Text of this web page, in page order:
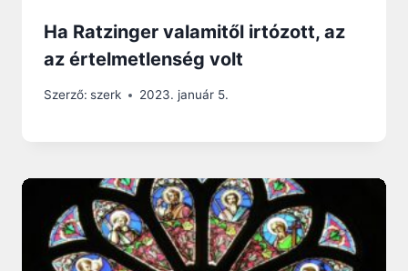
Ha Ratzinger valamitől irtózott, az
az értelmetlenség volt
Szerző: szerk 2023. január 5.